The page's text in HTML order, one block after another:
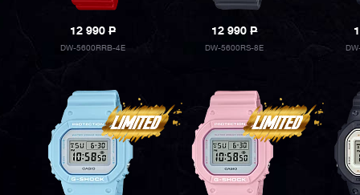
12 990P
DW-5600RRB-4E
12 990P
DW-5600RS-8E